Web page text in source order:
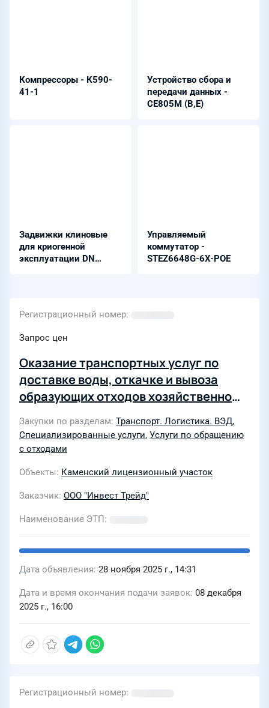
Компрессоры - К590-
41-1
Устройство сбора и
передачи данных -
СЕ805M (B,E)
Задвижки клиновые
для криогенной
эксплуатации DN
Управляемый
коммутатор -
STEZ6648G-6X-POE
Регистрационный номер
Запрос цен
Оказание транспортных услуг по
доставке воды, откачке и вывоза
образующих отходов хозяйственно
месторождении»
Закупки по разделам Транспорт. Логистика. ВЭД,
Специализированные услуги, Услуги по обращению
с отходами
Объекты Каменский лицензионный участок
Заказчик ООО "Инвест Трейд"
Наименование ЭТП
Дата объявления 28 ноября 2025 г., 14:31
Дата и время окончания подачи заявок 08 декабря
2025 г., 16:00
Регистрационный номер